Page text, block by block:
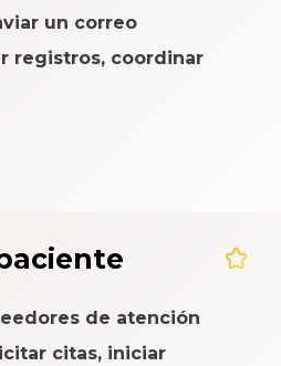
un correo
registros, coordinar
de atención
citas, iniciar